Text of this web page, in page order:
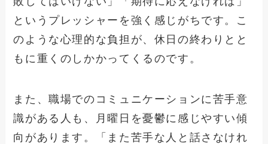
というプレッシャーを強く感じがちです。こ
のような心理的な負担が、休日の終わりとと
もに重くのしかかってくるのです。
また、職場でのコミュニケーションに苦手意
識がある人も、月曜日を憂鬱に感じやすい傾
向があります。「また苦手な人と話さなけれ